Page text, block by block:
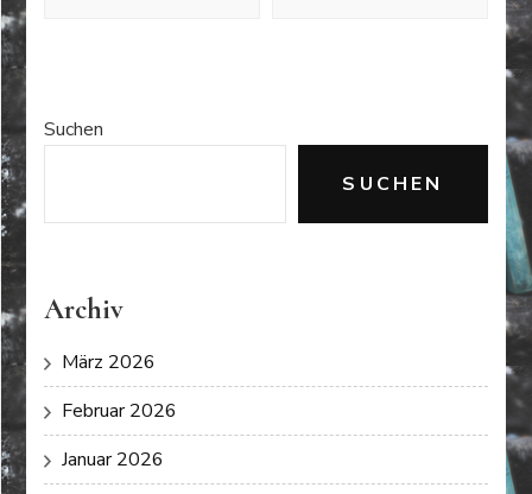
Suchen
SUCHEN
Archiv
März 2026
Februar 2026
Januar 2026